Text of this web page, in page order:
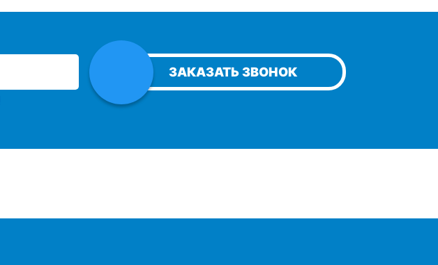
ЗАКАЗАТЬ ЗВОНОК